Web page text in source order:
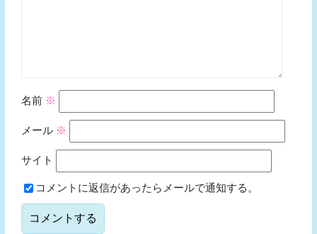
名前 ※
メール ※
サイト
コメントに返信があったらメールで通知する。